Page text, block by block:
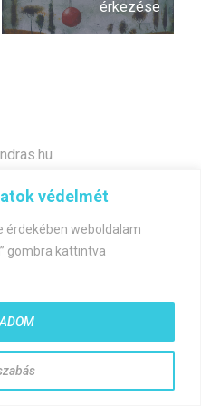
védelmét
érdekében weboldalam
gombra kattintva
érkezése